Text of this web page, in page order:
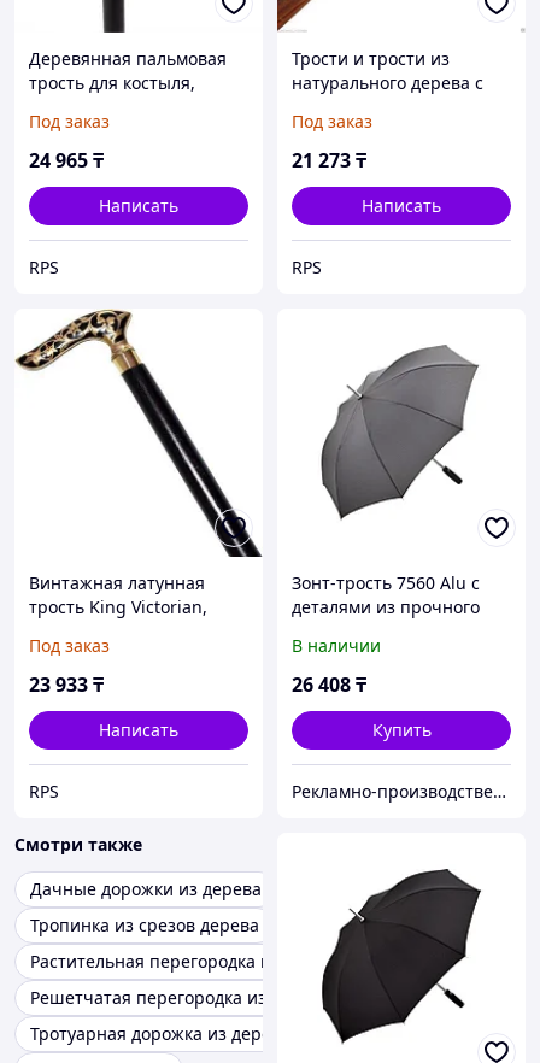
Деревянная пальмовая
трость для костыля,
работа, прочная,
крепкая, красивая
Под заказ
24 965₸
Написать
RPS
Трости и трости из
натурального дерева с
заказ за 45 дней из
Индии
Под заказ
21 273₸
Написать
RPS
Винтажная латунная
трость King Victorian,
трость из черного
дерева, , под заказ за 45
Под заказ
23 933₸
Написать
RPS
Зонт-трость 7560 Alu с
деталями из прочного
серый
В наличии
26 408₸
Купить
Рекламно-производственная компания «2Ymedia»
Смотри также
Дачные дорожки из дерева
Тропинка из срезов дерева
Растительная перегородка из дерева
Решетчатая перегородка из дерева
Тротуарная дорожка из дерева